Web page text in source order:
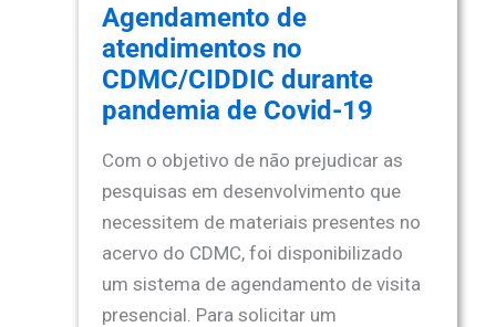
Agendamento de
atendimentos no
CDMC/CIDDIC durante
pandemia de Covid-19
Com o objetivo de não prejudicar as
pesquisas em desenvolvimento que
necessitem de materiais presentes no
acervo do CDMC, foi disponibilizado
um sistema de agendamento de visita
presencial. Para solicitar um